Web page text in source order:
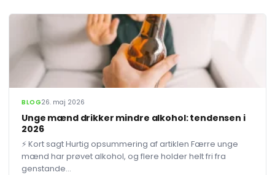
BLOG26. maj 2026
Unge mænd drikker mindre alkohol: tendensen i
2026
⚡ Kort sagt Hurtig opsummering af artiklen Færre unge
mænd har prøvet alkohol, og flere holder helt fri fra
genstande...